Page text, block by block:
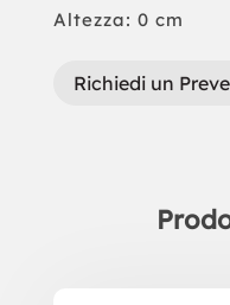
Altezza: 0 cm
Richiedi un